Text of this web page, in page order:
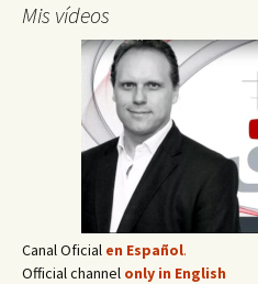
Mis vídeos
Canal Oficial en Español.
Official channel only in English